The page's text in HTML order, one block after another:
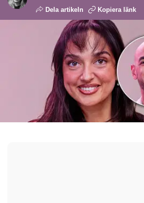
Dela artikeln Kopiera länk